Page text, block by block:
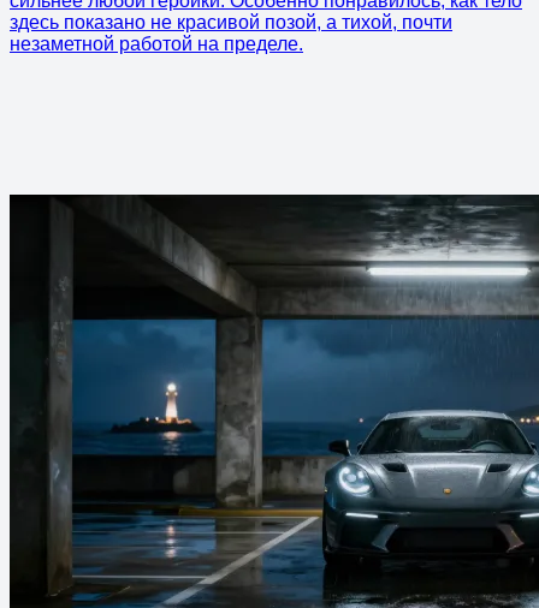
здесь показано не красивой позой, а тихой, почти
незаметной работой на пределе.